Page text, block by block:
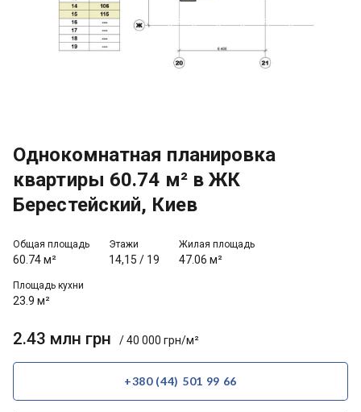
Однокомнатная планировка
квартиры 60.74 м² в ЖК
Берестейский, Киев
Общая площадь
60.74 м²
Этажи
14,15 / 19
Жилая площадь
47.06 м²
Площадь кухни
23.9 м²
2.43 млн грн / 40 000 грн/м²
+380 (44) 501 99 66